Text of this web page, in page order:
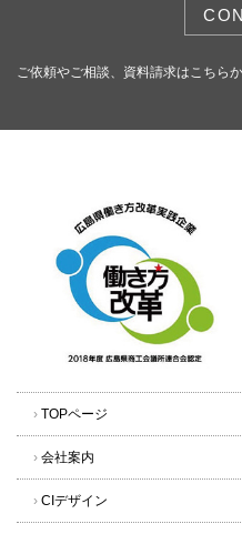
ご依頼やご相談、資料請求はこちら
› TOPページ
› 会社案内
› CIデザイン